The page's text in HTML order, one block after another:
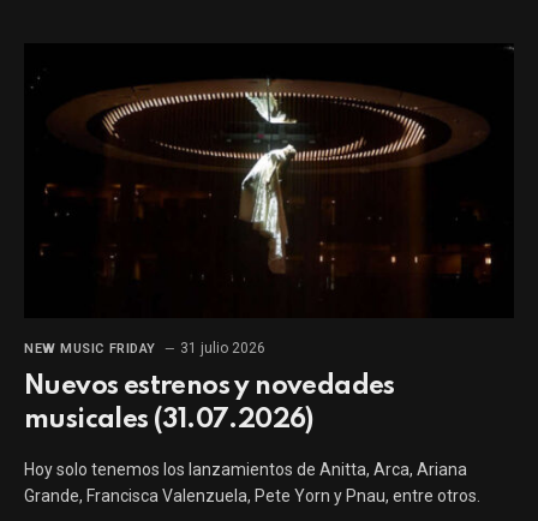
NEW MUSIC FRIDAY 31 julio 2026
Nuevos estrenos y novedades
musicales (31.07.2026)
Hoy solo tenemos los lanzamientos de Anitta, Arca, Ariana
Grande, Francisca Valenzuela, Pete Yorn y Pnau, entre otros.